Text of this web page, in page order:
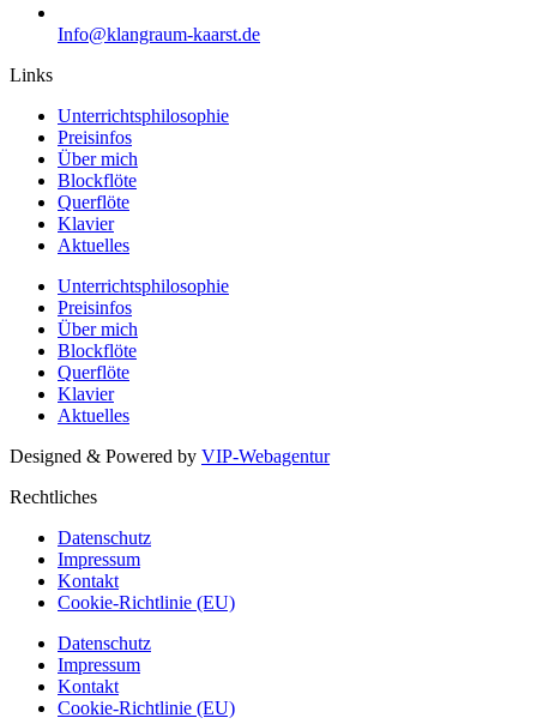
Info@klangraum-kaarst.de
Links
Unterrichtsphilosophie
Preisinfos
Über mich
Blockflöte
Querflöte
Klavier
Aktuelles
Unterrichtsphilosophie
Preisinfos
Über mich
Blockflöte
Querflöte
Klavier
Aktuelles
Designed & Powered by VIP-Webagentur
Rechtliches
Datenschutz
Impressum
Kontakt
Cookie-Richtlinie (EU)
Datenschutz
Impressum
Kontakt
Cookie-Richtlinie (EU)